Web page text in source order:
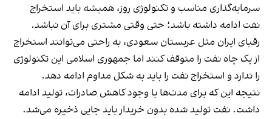
سرمایه‌گذاری مناسب و تکنولوژی روز، همیشه باید استخراج
نفت ادامه داشته باشد؛ حتی وقتی مشتری برای آن نباشد.
رقبای ایران مثل عربستان سعودی، به راحتی می‌توانند استخراج
از یک چاه نفت را متوقف کنند اما جمهوری اسلامی این تکنولوژی
را ندارد و استخراج نفت را باید به شکل مداوم ادامه دهد.
نتیجه این که برای مدت‌ها با وجود کاهش صادرات، تولید ادامه
داشت. نفت تولید شده بدون خریدار باید جایی ذخیره می‌شد.